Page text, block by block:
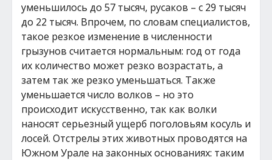
уменьшилось до 57 тысяч, русаков – с 29 тысяч
до 22 тысяч. Впрочем, по словам специалистов,
такое резкое изменение в численности
грызунов считается нормальным: год от года
их количество может резко возрастать, а
затем так же резко уменьшаться. Также
уменьшается число волков – но это
происходит искусственно, так как волки
наносят серьезный ущерб поголовьям косуль и
лосей. Отстрелы этих животных проводятся на
Южном Урале на законных основаниях: таким